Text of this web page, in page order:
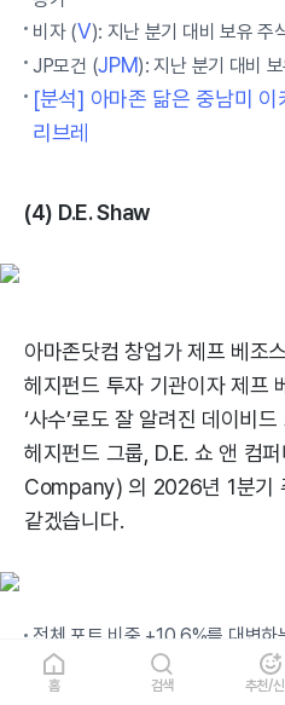
홈 검색 추천/
비자 (V): 지난 분기 대비 보유 주
JP모건 (JPM): 지난 분기 대비
[분석] 아마존 닮은 중남미
리브레
(4) D.E. Shaw
아마존닷컴 창업가 제프 베조
헤지펀드 투자 기관이자 제프
‘사수’로도 잘 알려진 데이비
헤지펀드 그룹, D.E. 쇼 앤 컴
Company) 의 2026년 1분기
같겠습니다.
전체 포트 비중 +10.6%를 대변
IT 기술주들로 구성됩니다.
흥미로운 점은 기업 펀더멘털 실